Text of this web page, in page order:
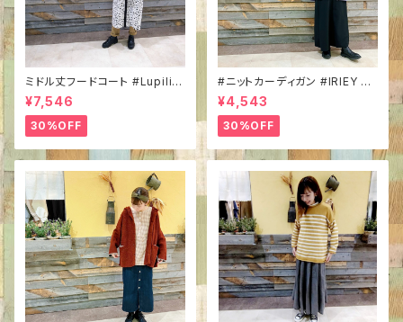
ミドル丈フードコート #Lupilie
n P225114L #軽めアウター#
裏地付き #ふわふわ #ほっこり
#軽外装
¥7,546
30%OFF
#ニットカーディガン #IRIEY P2
3121 #前ボタン #ラウンドヘム
#クルーネック #きれい色 #ほっ
こり #差し色コーデ
¥4,543
30%OFF